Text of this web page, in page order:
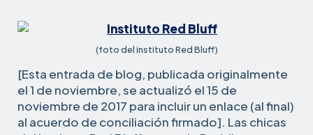
(foto del instituto Red Bluff)
[Esta entrada de blog, publicada originalmente
el 1 de noviembre, se actualizó el 15 de
noviembre de 2017 para incluir un enlace (al final)
al acuerdo de conciliación firmado]. Las chicas